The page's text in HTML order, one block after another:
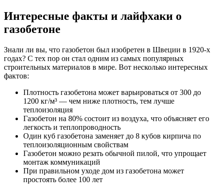
Интересные факты и лайфхаки о
газобетоне
Знали ли вы, что газобетон был изобретен в Швеции в 1920-х
годах? С тех пор он стал одним из самых популярных
строительных материалов в мире. Вот несколько интересных
фактов:
Плотность газобетона может варьироваться от 300 до
1200 кг/м³ — чем ниже плотность, тем лучше
теплоизоляция
Газобетон на 80% состоит из воздуха, что объясняет его
легкость и теплопроводность
Один куб газобетона заменяет до 8 кубов кирпича по
теплоизоляционным свойствам
Газобетон можно резать обычной пилой, что упрощает
монтаж коммуникаций
При правильном уходе дом из газобетона может
простоять более 100 лет